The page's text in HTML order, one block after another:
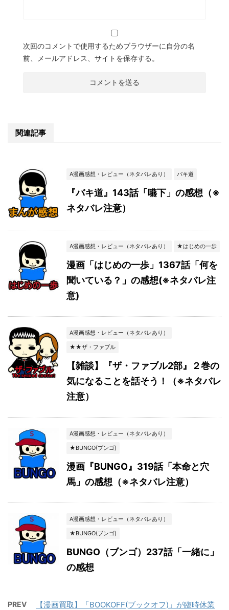
次回のコメントで使用するためブラウザーに自分の名
前、メールアドレス、サイトを保存する。
関連記事
A漫画感想・レビュー（ネタバレあり） バキ道
『バキ道』143話「嚥下」の感想（※
ネタバレ注意）
A漫画感想・レビュー（ネタバレあり） ★はじめの一歩
漫画「はじめの一歩」1367話「何を
聞いている？」の感想(※ネタバレ注
意)
A漫画感想・レビュー（ネタバレあり）
★★ザ・ファブル
【雑談】『ザ・ファブル2部』２巻の
気になることを話そう！（※ネタバレ
注意）
A漫画感想・レビュー（ネタバレあり）
★BUNGO(ブンゴ)
漫画『BUNGO』319話「本命と穴
馬」の感想（※ネタバレ注意）
A漫画感想・レビュー（ネタバレあり）
★BUNGO(ブンゴ)
BUNGO（ブンゴ）237話「一緒に」
の感想
PREV
【漫画買取】「BOOKOFF(ブックオフ)」が臨時休業